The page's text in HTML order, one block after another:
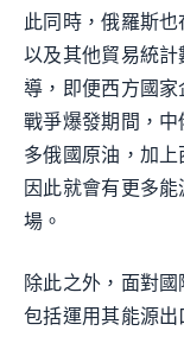
此同時，俄羅斯
以及其他貿易統
導，即便西方國家
戰爭爆發期間，
多俄國原油，加上
因此就會有更多
場。
除此之外，面對
包括運用其能源出